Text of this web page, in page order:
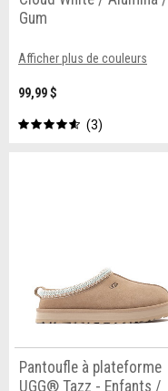
Gum
Afficher plus de couleurs
99,99 $
3
Pantoufle à plateforme
UGG® Tazz - Enfants /